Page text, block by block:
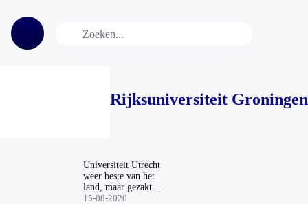
Rijksuniversiteit Groningen
Universiteit Utrecht
weer beste van het
land, maar gezakt
wereldwijd
15-08-2020